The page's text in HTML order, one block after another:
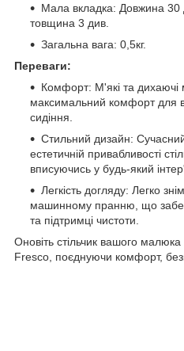
Мала вкладка: Довжина 30
товщина 3 див.
Загальна вага: 0,5кг.
Переваги:
Комфорт: М'які та дихаючі
максимальний комфорт для
сидіння.
Стильний дизайн:
естетичній привабливості
вписуючись у будь-який
Легкість догляду: Легко
машинному пранню, що
та підтримці чистоти.
Оновіть стільчик вашого
Fresco, поєднуючи комфорт,